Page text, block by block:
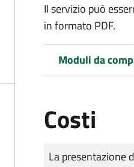
Il servizio può
in formato PDF.
Moduli da
Costi
Tipo di pagamento
Importo
La presentazione